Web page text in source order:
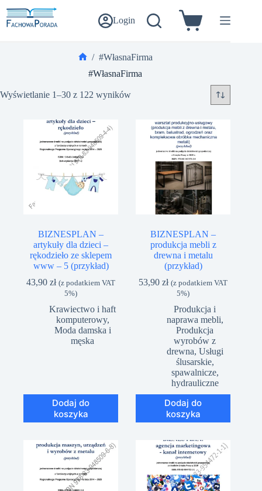
do
treści
Login Koszyk
główna
/ #WłasnaFirma
#WłasnaFirma
Wyświetlanie 1–30 z 122 wyników
BIZNESPLAN –
artykuły dla dzieci –
rękodzieło ze sklepem
www – 5 (przykład)
43,90zł (z podatkiem VAT
5%)
Krawiectwo i haft
komputerowy,
Moda damska i
męska
Dodaj do
koszyka
BIZNESPLAN –
produkcja mebli z
drewna i metalu
(przykład)
53,90zł (z podatkiem VAT
5%)
Produkcja i
naprawa mebli,
Produkcja
wyrobów z
drewna, Usługi
ślusarskie,
spawalnicze,
hydrauliczne
Dodaj do
koszyka